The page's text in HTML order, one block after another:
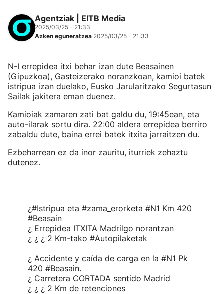
Agentziak | EITB Media
2025/03/25 - 21:33
Azken eguneratzea 2025/03/25 - 21:33
N-I errepidea itxi behar izan dute Beasainen
(Gipuzkoa), Gasteizerako noranzkoan, kamioi batek
istripua izan duelako, Eusko Jarularitzako Segurtasun
Sailak jakitera eman duenez.
Kamioiak zamaren zati bat galdu du, 19:45ean, eta
auto-ilarak sortu dira. 22:00 aldera errepidea berriro
zabaldu dute, baina errei batek itxita jarraitzen du.
Ezbeharrean ez da inor zauritu, iturriek zehaztu
dutenez.
¿#Istripua eta #zama_erorketa #N1 Km 420
#Beasain
¿ Errepidea ITXITA Madrilgo norantzan
¿ ¿ ¿ 2 Km-tako #Autopilaketak
¿ Accidente y caída de carga en la #N1 Pk
420 #Beasain.
¿ Carretera CORTADA sentido Madrid
¿ ¿ ¿ 2 Km de retenciones